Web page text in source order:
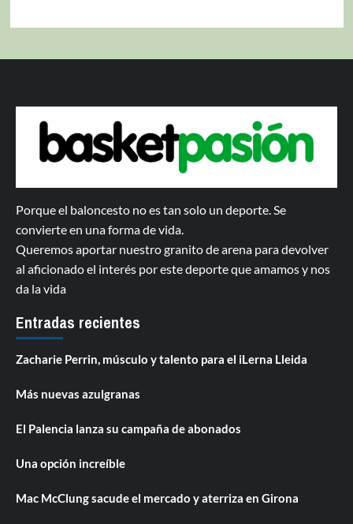
Porque el baloncesto no es tan solo un deporte. Se
convierte en una forma de vida.
Queremos aportar nuestro granito de arena para devolver
al aficionado el interés por este deporte que amamos y nos
da la vida
Entradas recientes
Zacharie Perrin, músculo y talento para el iLerna Lleida
Más nuevas azulgranas
El Palencia lanza su campaña de abonados
Una opción increíble
Mac McClung sacude el mercado y aterriza en Girona